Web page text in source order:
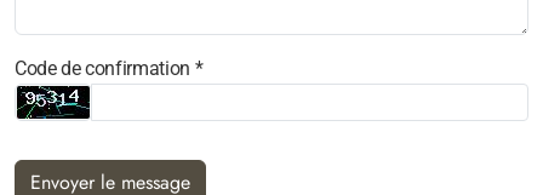
Code de confirmation *
Envoyer le message